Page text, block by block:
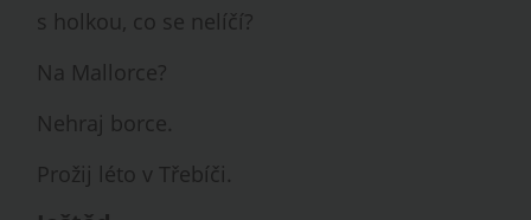
s holkou, co se nelíčí?
Na Mallorce?
Nehraj borce.
Prožij léto v Třebíči.